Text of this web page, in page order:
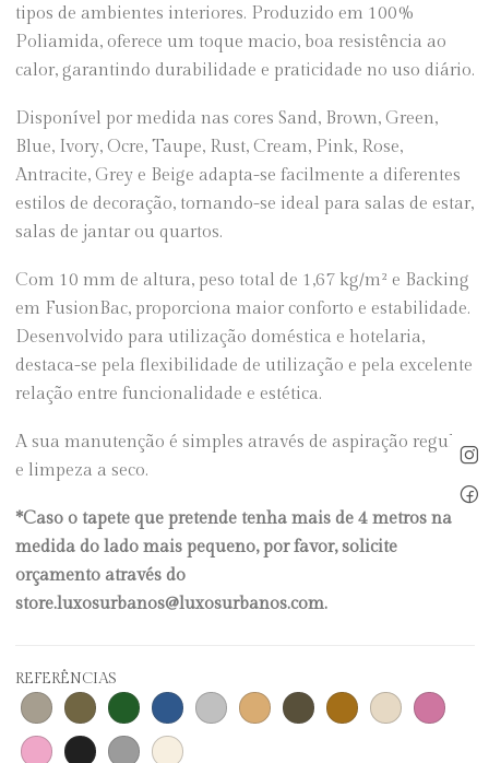
tipos de ambientes interiores. Produzido em 100%
Poliamida, oferece um toque macio, boa resistência ao
calor, garantindo durabilidade e praticidade no uso diário.
Disponível por medida nas cores Sand, Brown, Green,
Blue, Ivory, Ocre, Taupe, Rust, Cream, Pink, Rose,
Antracite, Grey e Beige adapta-se facilmente a diferentes
estilos de decoração, tornando-se ideal para salas de estar,
salas de jantar ou quartos.
Com 10 mm de altura, peso total de 1,67 kg/m² e Backing
em FusionBac, proporciona maior conforto e estabilidade.
Desenvolvido para utilização doméstica e hotelaria,
destaca-se pela flexibilidade de utilização e pela excelente
relação entre funcionalidade e estética.
A sua manutenção é simples através de aspiração regular
e limpeza a seco.
*Caso o tapete que pretende tenha mais de 4 metros na
medida do lado mais pequeno, por favor, solicite
orçamento através do
store.luxosurbanos@luxosurbanos.com.
REFERÊNCIAS